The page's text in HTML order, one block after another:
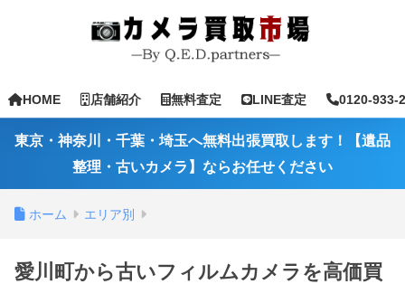
HOME 店舗紹介 無料査定 LINE査定 0120-933-
東京・神奈川・千葉・埼玉へ無料出張買取します！【遺品
整理・古いカメラ】ならお任せください
ホーム エリア別
愛川町から古いフィルムカメラを高価買